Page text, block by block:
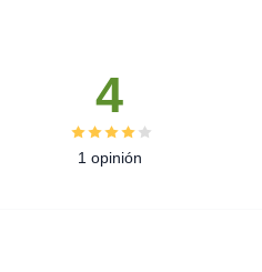
4
1 opinión